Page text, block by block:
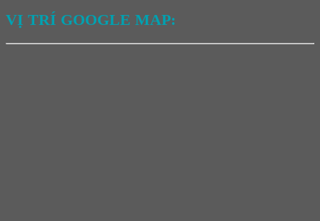
VỊ TRÍ GOOGLE MAP: